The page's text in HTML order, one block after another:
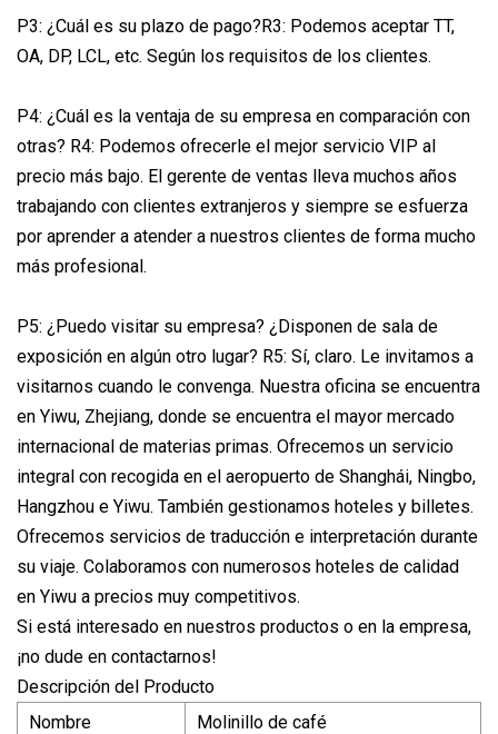
P3: ¿Cuál es su plazo de pago?R3: Podemos aceptar TT,
OA, DP, LCL, etc. Según los requisitos de los clientes.
P4: ¿Cuál es la ventaja de su empresa en comparación con
otras? R4: Podemos ofrecerle el mejor servicio VIP al
precio más bajo. El gerente de ventas lleva muchos años
trabajando con clientes extranjeros y siempre se esfuerza
por aprender a atender a nuestros clientes de forma mucho
más profesional.
P5: ¿Puedo visitar su empresa? ¿Disponen de sala de
exposición en algún otro lugar? R5: Sí, claro. Le invitamos a
visitarnos cuando le convenga. Nuestra oficina se encuentra
en Yiwu, Zhejiang, donde se encuentra el mayor mercado
internacional de materias primas. Ofrecemos un servicio
integral con recogida en el aeropuerto de Shanghái, Ningbo,
Hangzhou e Yiwu. También gestionamos hoteles y billetes.
Ofrecemos servicios de traducción e interpretación durante
su viaje. Colaboramos con numerosos hoteles de calidad
en Yiwu a precios muy competitivos.
Si está interesado en nuestros productos o en la empresa,
¡no dude en contactarnos!
Descripción del Producto
Nombre
Molinillo de café